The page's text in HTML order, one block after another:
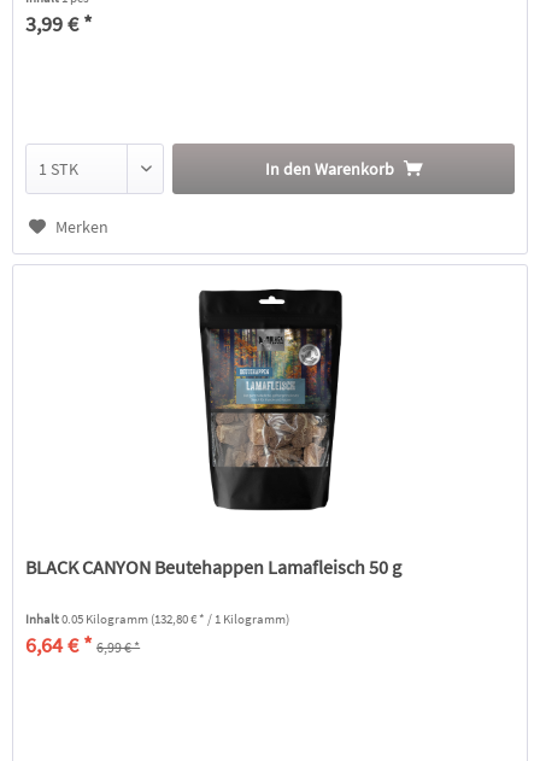
3,99 € *
In den Warenkorb
Merken
BLACK CANYON Beutehappen Lamafleisch 50 g
Inhalt0.05 Kilogramm (132,80 € * / 1 Kilogramm)
6,64 € * 6,99 € *